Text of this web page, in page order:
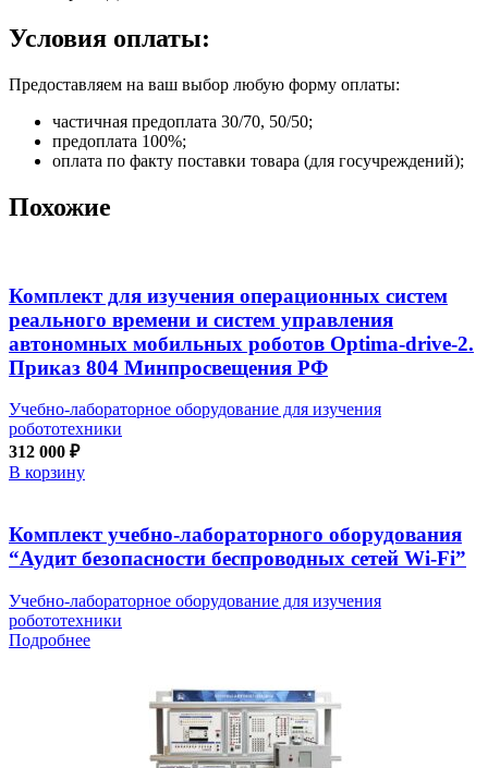
Условия оплаты:
Предоставляем на ваш выбор любую форму оплаты:
частичная предоплата 30/70, 50/50;
предоплата 100%;
оплата по факту поставки товара (для госучреждений);
Похожие
Комплект для изучения операционных систем
реального времени и систем управления
автономных мобильных роботов Optima-drive-2.
Приказ 804 Минпросвещения РФ
Учебно-лабораторное оборудование для изучения
робототехники
312 000 ₽
В корзину
Комплект учебно-лабораторного оборудования
“Аудит безопасности беспроводных сетей Wi-Fi”
Учебно-лабораторное оборудование для изучения
робототехники
Подробнее